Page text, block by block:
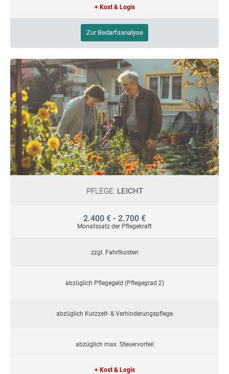
+ Kost & Logis
Zur Bedarfsanalyse
PFLEGE: LEICHT
2.400 € - 2.700 €
Monatssatz der Pflegekraft
zzgl. Fahrtkosten
abzüglich Pflegegeld (Pflegegrad 2)
abzüglich Kurzzeit- & Verhinderungspflege
abzüglich max. Steuervorteil
+ Kost & Logis